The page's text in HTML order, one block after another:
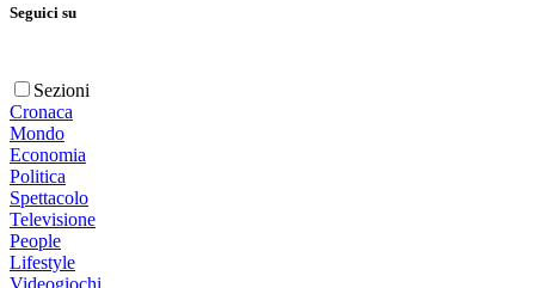
Seguici su
Sezioni
Cronaca
Mondo
Economia
Politica
Spettacolo
Televisione
People
Lifestyle
Videogiochi